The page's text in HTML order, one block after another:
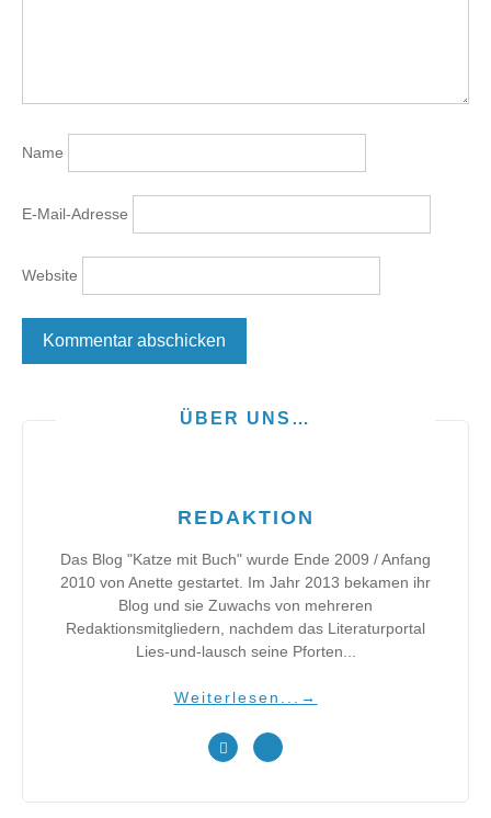
Name
E-Mail-Adresse
Website
ÜBER UNS…
REDAKTION
Das Blog "Katze mit Buch" wurde Ende 2009 / Anfang
2010 von Anette gestartet. Im Jahr 2013 bekamen ihr
Blog und sie Zuwachs von mehreren
Redaktionsmitgliedern, nachdem das Literaturportal
Lies-und-lausch seine Pforten...
Weiterlesen... →